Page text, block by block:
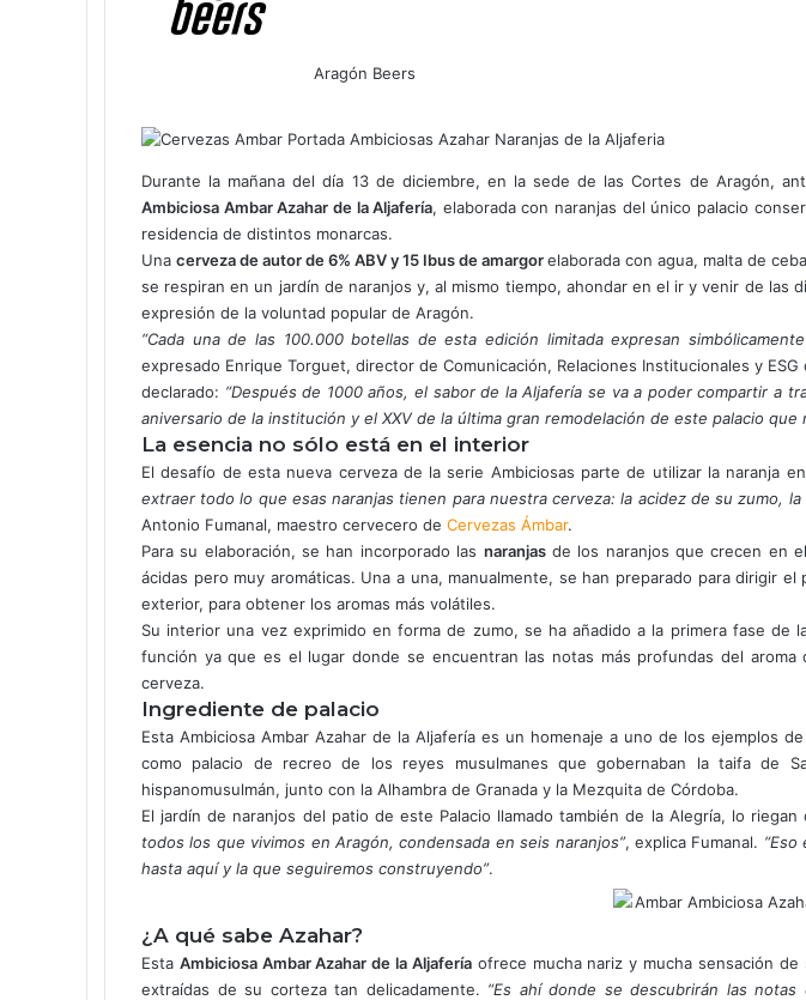
Aragón Beers
a
c
e
b
al
g
m
a
p
o
r
c
o
r
r
e
o
e
l
e
c
t
r
ó
o
Durante la mañana del día 13 de diciembre, en la sede de las Cortes de Aragón,
Ambiciosa Ambar Azahar de la Aljafería, elaborada con naranjas del único palacio
residencia de distintos monarcas.
Una cerveza de autor de 6% ABV y 15 Ibus de amargorelaborada con agua, malta de
se respiran en un jardín de naranjos y, al mismo tiempo, ahondar en el ir y venir de
expresión de la voluntad popular de Aragón.
“Cada una de las 100.000 botellas de esta edición limitada expresan
expresado Enrique Torguet, director de Comunicación, Relaciones Institucionales y ESG
declarado: “Después de 1000 años, el sabor de la Aljafería se va a poder compartir a
aniversario de la institución y el XXV de la última gran remodelación de este palacio que
La esencia no sólo está en el interior
El desafío de esta nueva cerveza de la serie Ambiciosas parte de utilizar la naranja
extraer todo lo que esas naranjas tienen para nuestra cerveza: la acidez de su zumo,
Antonio Fumanal, maestro cervecero de Cervezas Ámbar.
Para su elaboración, se han incorporado las naranjasde los naranjos que crecen en
ácidas pero muy aromáticas. Una a una, manualmente, se han preparado para dirigir
exterior, para obtener los aromas más volátiles.
Su interior una vez exprimido en forma de zumo, se ha añadido a la primera fase
función ya que es el lugar donde se encuentran las notas más profundas del
cerveza.
Ingrediente de palacio
Esta Ambiciosa Ambar Azahar de la Aljafería es un homenaje a uno de los ejemplos
como palacio de recreo de los reyes musulmanes que gobernaban la taifa de
hispanomusulmán, junto con la Alhambra de Granada y la Mezquita de Córdoba.
El jardín de naranjos del patio de este Palacio llamado también de la Alegría, lo
todos los que vivimos en Aragón, condensada en seis naranjos”, explica Fumanal.
hasta aquí y la que seguiremos construyendo”.
¿A qué sabe Azahar?
Esta Ambiciosa Ambar Azahar de la Aljaferíaofrece mucha nariz y mucha sensación de
extraídas de su corteza tan delicadamente. “Es ahí donde se descubrirán las